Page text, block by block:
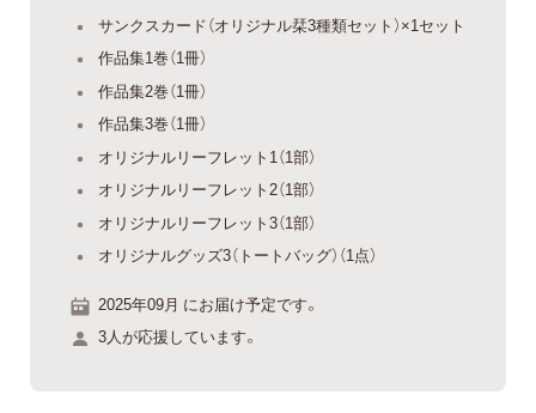
サンクスカード（オリジナル栞3種類セット）×1セット
作品集1巻（1冊）
作品集2巻（1冊）
作品集3巻（1冊）
オリジナルリーフレット1（1部）
オリジナルリーフレット2（1部）
オリジナルリーフレット3（1部）
オリジナルグッズ3（トートバッグ）（1点）
2025年09月 にお届け予定です。
3人が応援しています。